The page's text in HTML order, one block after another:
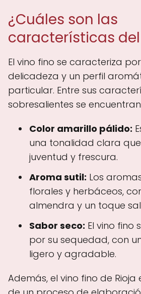
¿Cuáles son las
características
El vino fino se caracteriza
delicadeza y un perfil
particular. Entre sus
sobresalientes se
Color amarillo pálido:
una tonalidad clara
juventud y frescura.
Aroma sutil: Los
florales y herbáceos,
almendra y un toque
Sabor seco: El vino fino
por su sequedad, con
ligero y agradable.
Además, el vino fino de Rioja